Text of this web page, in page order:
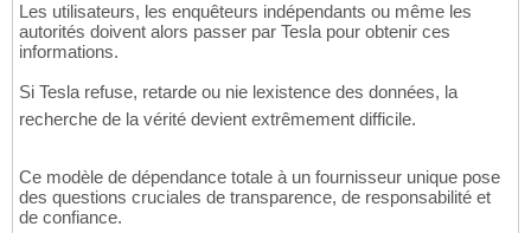
Les utilisateurs, les enquêteurs indépendants ou même les
autorités doivent alors passer par Tesla pour obtenir ces
informations.
Si Tesla refuse, retarde ou nie lexistence des données, la
recherche de la vérité devient extrêmement difficile.
Ce modèle de dépendance totale à un fournisseur unique pose
des questions cruciales de transparence, de responsabilité et
de confiance.